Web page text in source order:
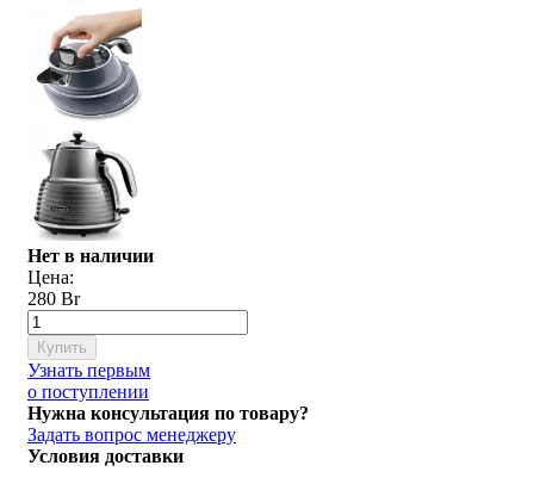
Нет в наличии
Цена:
280 Br
Купить
Узнать первым
о поступлении
Нужна консультация по товару?
Задать вопрос менеджеру
Условия доставки